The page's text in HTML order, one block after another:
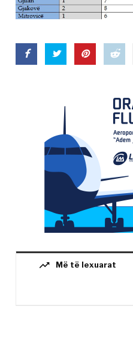
trending_up Më të lexuarat